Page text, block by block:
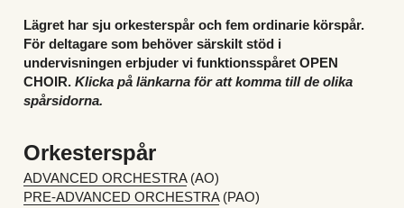
Lägret har sju orkesterspår och fem ordinarie körspår.
För deltagare som behöver särskilt stöd i
undervisningen erbjuder vi funktionsspåret OPEN
CHOIR. Klicka på länkarna för att komma till de olika
spårsidorna.
Orkesterspår
ADVANCED ORCHESTRA (AO)
PRE-ADVANCED ORCHESTRA (PAO)